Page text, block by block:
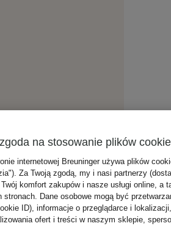
na stosowanie plików cookie
internetowej Breuninger używa plików
Za Twoją zgodą, my i nasi partnerzy
komfort zakupów i nasze usługi online,
stronach. Dane osobowe mogą być
ID), informacje o przeglądarce i
ofert i treści w naszym sklepie,